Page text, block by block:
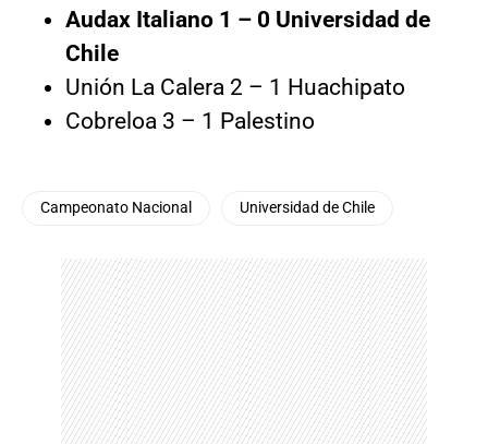
Audax Italiano 1 – 0 Universidad de
Chile
Unión La Calera 2 – 1 Huachipato
Cobreloa 3 – 1 Palestino
Campeonato Nacional Universidad de Chile